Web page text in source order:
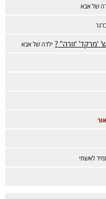
של אבא
'מרקד' 'זורה" ? ילדה של אבא
לאשתי